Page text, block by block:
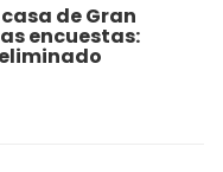
de Gran
encuestas: